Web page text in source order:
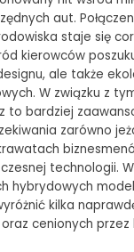
aut.
staje się
kierowców
ale także
W związku z
to bardziej
zarówno
technologii.
hybrydowych
kilka
cenionych